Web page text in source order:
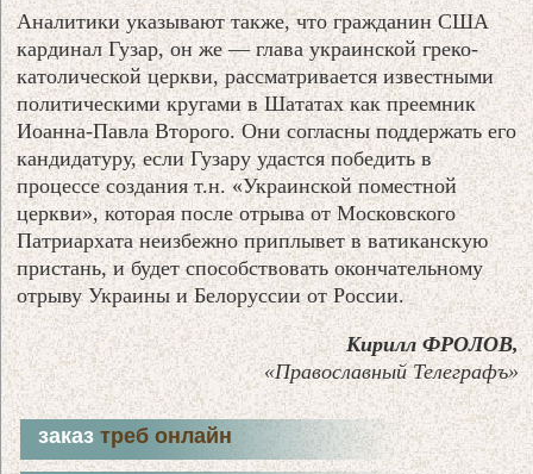
Аналитики указывают также, что гражданин США
кардинал Гузар, он же — глава украинской греко-
католической церкви, рассматривается известными
политическими кругами в Шататах как преемник
Иоанна-Павла Второго. Они согласны поддержать его
кандидатуру, если Гузару удастся победить в
процессе создания т.н. «Украинской поместной
церкви», которая после отрыва от Московского
Патриархата неизбежно приплывет в ватиканскую
пристань, и будет способствовать окончательному
отрыву Украины и Белоруссии от России.
Кирилл ФРОЛОВ,
«Православный Телеграфъ»
заказтреб онлайн